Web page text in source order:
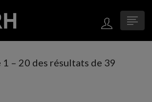
1 – 20 des résultats de 39